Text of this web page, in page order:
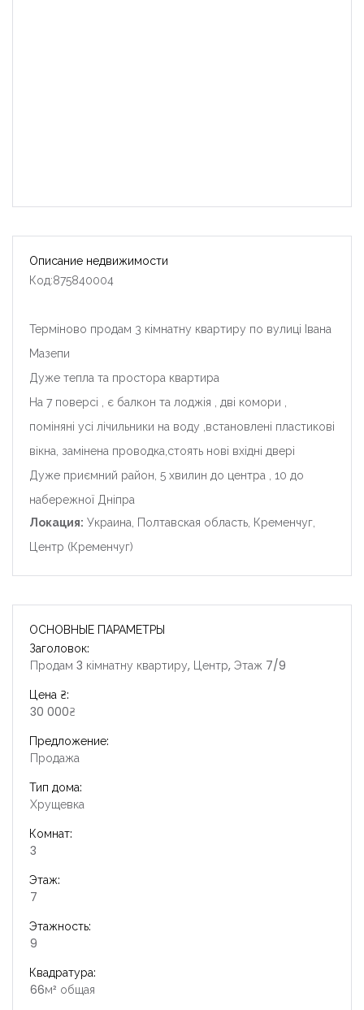
Описание недвижимости
Код:875840004
Терміново продам 3 кімнатну квартиру по вулиці Івана
Мазепи
Дуже тепла та простора квартира
На 7 поверсі , є балкон та лоджія , дві комори ,
поміняні усі лічильники на воду ,встановлені пластикові
вікна, замінена проводка,стоять нові вхідні двері
Дуже приємний район, 5 хвилин до центра , 10 до
набережної Дніпра
Локация: Украина, Полтавская область, Кременчуг,
Центр (Кременчуг)
ОСНОВНЫЕ ПАРАМЕТРЫ
Заголовок:
Продам 3 кімнатну квартиру, Центр, Этаж 7/9
Цена ₴:
30 000₴
Предложение:
Продажа
Тип дома:
Хрущевка
Комнат:
3
Этаж:
7
Этажность:
9
Квадратура:
66м² общая